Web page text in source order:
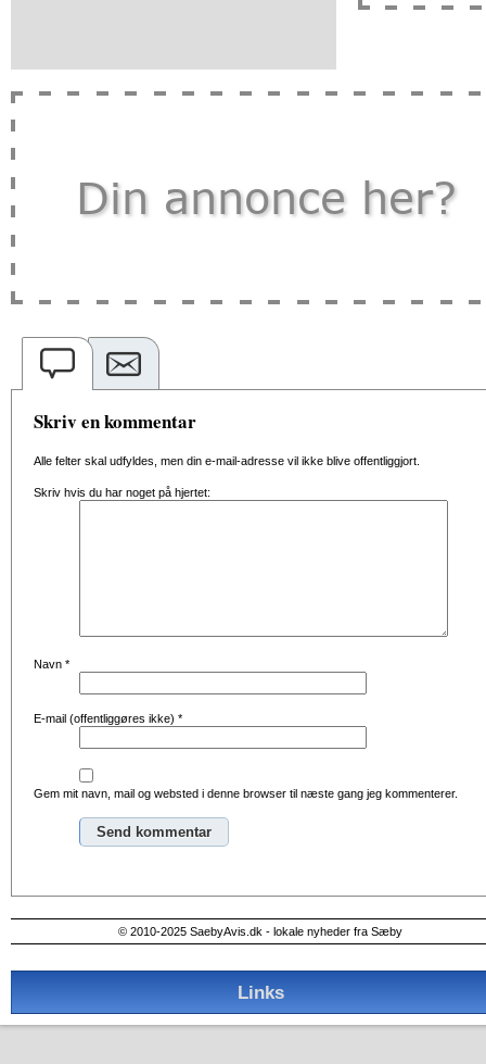
Skriv en kommentar
Alle felter skal udfyldes, men din e-mail-adresse vil ikke blive offentliggjort.
Skriv hvis du har noget på hjertet:
Navn *
E-mail (offentliggøres ikke) *
Gem mit navn, mail og websted i denne browser til næste gang jeg kommenterer.
© 2010-2025 SaebyAvis.dk - lokale nyheder fra Sæby
Links